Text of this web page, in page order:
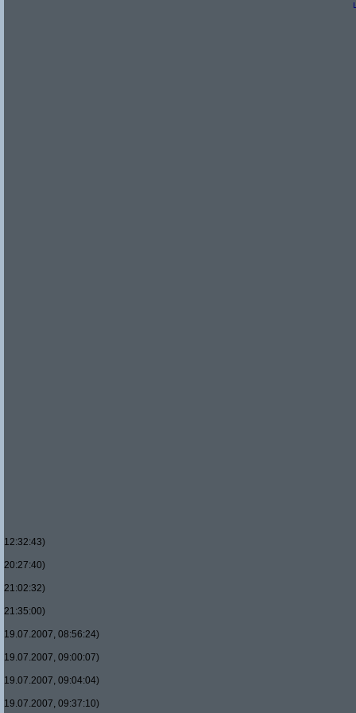
12:32:43)
20:27:40)
21:02:32)
21:35:00)
19.07.2007, 08:56:24)
19.07.2007, 09:00:07)
19.07.2007, 09:04:04)
19.07.2007, 09:37:10)